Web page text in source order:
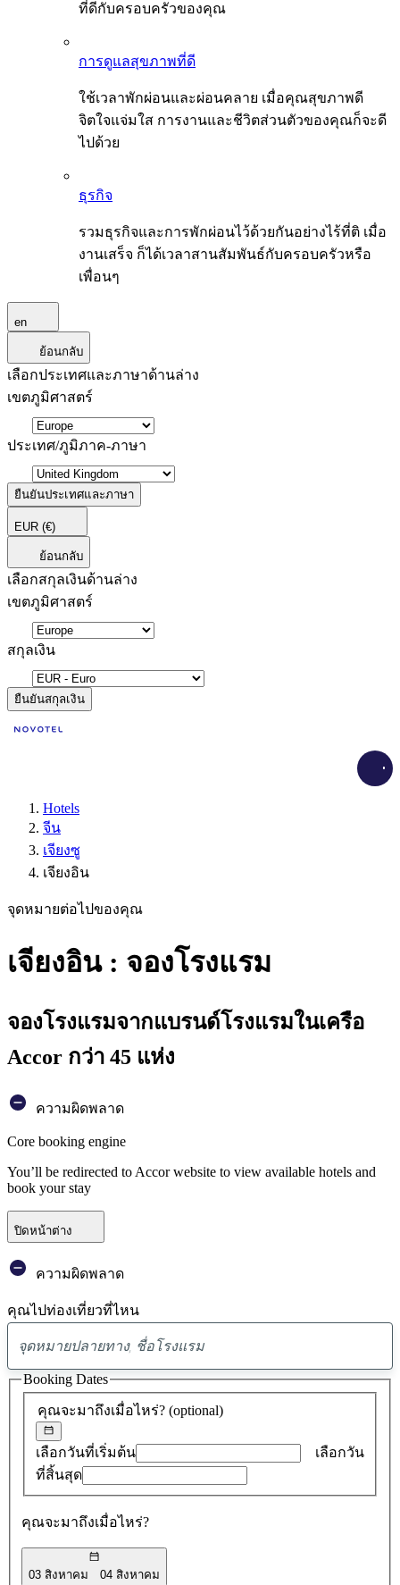
ที่ดีกับครอบครัวของคุณ
การดูแลสุขภาพที่ดี
ใช้เวลาพักผ่อนและผ่อนคลาย เมื่อคุณสุขภาพดี
จิตใจแจ่มใส การงานและชีวิตส่วนตัวของคุณก็จะดี
ไปด้วย
ธุรกิจ
รวมธุรกิจและการพักผ่อนไว้ด้วยกันอย่างไร้ที่ติ เมื่อ
งานเสร็จ ก็ได้เวลาสานสัมพันธ์กับครอบครัวหรือ
เพื่อนๆ
en
ย้อนกลับ
เลือกประเทศและภาษาด้านล่าง
เขตภูมิศาสตร์
ประเทศ/ภูมิภาค-ภาษา
ยืนยันประเทศและภาษา
EUR (€)
ย้อนกลับ
เลือกสกุลเงินด้านล่าง
เขตภูมิศาสตร์
สกุลเงิน
ยืนยันสกุลเงิน
Hotels
จีน
เจียงซู
เจียงอิน
จุดหมายต่อไปของคุณ
เจียงอิน : จองโรงแรม
จองโรงแรมจากแบรนด์โรงแรมในเครือ
Accor กว่า 45 แห่ง
ความผิดพลาด
Core booking engine
You’ll be redirected to Accor website to view available hotels and
book your stay
ปิดหน้าต่าง
ความผิดพลาด
คุณไปท่องเที่ยวที่ไหน
พบ
ข้อ
เสนอ
0
คุณจะมาถึงเมื่อไหร่? (optional)
เลือกวันที่เริ่มต้น
เลือกวัน
ที่สิ้นสุด
คุณจะมาถึงเมื่อไหร่?
03 สิงหาคม 04 สิงหาคม
Booking Dates